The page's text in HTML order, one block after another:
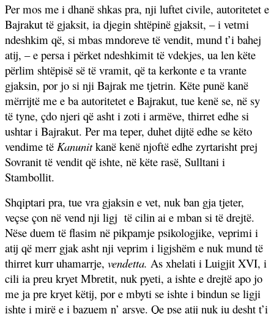
Per mos me i dhanë shkas pra, nji luftet civile, autoritetet e
Bajrakut të gjaksit, ia djegin shtëpinë gjaksit, – i vetmi
ndeshkim që, si mbas mndoreve të vendit, mund t’i bahej
atij, – e persa i përket ndeshkimit të vdekjes, ua len këte
përlim shtëpisë së të vramit, që ta kerkonte e ta vrante
gjaksin, por jo si nji Bajrak me tjetrin. Këte punë kanë
mërrijtë me e ba autoritetet e Bajrakut, tue kenë se, në sy
të tyne, çdo njeri që asht i zoti i armëve, thirret edhe si
ushtar i Bajrakut. Per ma teper, duhet dijtë edhe se këto
vendime të Kanunitkanë kenë njoftë edhe zyrtarisht prej
Sovranit të vendit që ishte, në këte rasë, Sulltani i
Stambollit.
Shqiptari pra, tue vra gjaksin e vet, nuk ban gja tjeter,
veçse çon në vend nji ligj të cilin ai e mban si të drejtë.
Nëse duem të flasim në pikpamje psikologjike, veprimi i
atij që merr gjak asht nji veprim i ligjshëm e nuk mund të
thirret kurr uhamarrje, vendetta. As xhelati i Luigjit XVI, i
cili ia preu kryet Mbretit, nuk pyeti, a ishte e drejtë apo jo
me ja pre kryet këtij, por e mbyti se ishte i bindun se ligji
ishte i mirë e i bazuem n’ arsye. Qe pse atij nuk iu desht t’i